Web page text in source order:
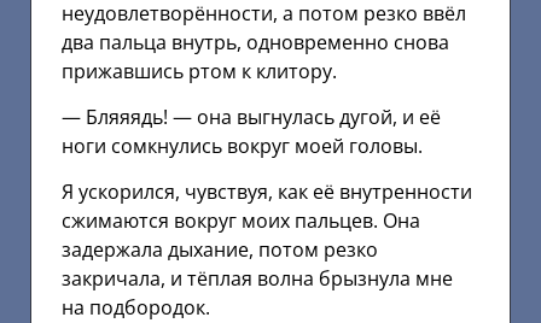
неудовлетворённости, а потом резко ввёл
два пальца внутрь, одновременно снова
прижавшись ртом к клитору.
— Бляяядь! — она выгнулась дугой, и её
ноги сомкнулись вокруг моей головы.
Я ускорился, чувствуя, как её внутренности
сжимаются вокруг моих пальцев. Она
задержала дыхание, потом резко
закричала, и тёплая волна брызнула мне
на подбородок.